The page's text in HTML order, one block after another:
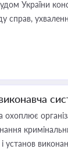
України
справ,
охоплює
і установ